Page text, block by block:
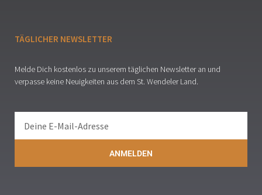
TÄGLICHER NEWSLETTER
Melde Dich kostenlos zu unserem täglichen Newsletter an und
verpasse keine Neuigkeiten aus dem St. Wendeler Land.
ANMELDEN